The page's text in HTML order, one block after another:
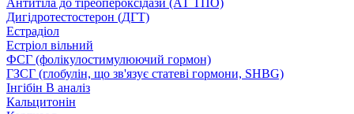
Антитіла до тіреопероксідази (АТ ТПО)
Дигідротестостерон (ДГТ)
Естрадіол
Естріол вільний
ФСГ (фолікулостимулюючий гормон)
ГЗСГ (глобулін, що зв'язує статеві гормони, SHBG)
Інгібін B аналіз
Кальцитонін